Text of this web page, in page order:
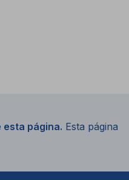
esta página. Esta página